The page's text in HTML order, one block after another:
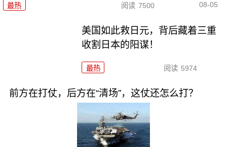
最热 阅读 7500 08-05
美国如此救日元，背后藏着三重
收割日本的阳谋！
最热 阅读 5974
前方在打仗，后方在“清场”，这仗还怎么打？